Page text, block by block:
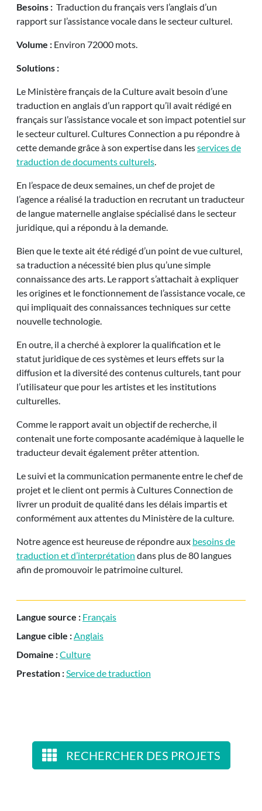
Besoins : Traduction du français vers l’anglais d’un
rapport sur l’assistance vocale dans le secteur culturel.
Volume : Environ 72000 mots.
Solutions :
Le Ministère français de la Culture avait besoin d’une
traduction en anglais d’un rapport qu’il avait rédigé en
français sur l’assistance vocale et son impact potentiel sur
le secteur culturel. Cultures Connection a pu répondre à
cette demande grâce à son expertise dans lesservices de
traduction de documents culturels
En l’espace de deux semaines, un chef de projet de
l’agence a réalisé la traduction en recrutant un traducteur
de langue maternelle anglaise spécialisé dans le secteur
juridique, qui a répondu à la demande.
Bien que le texte ait été rédigé d’un point de vue culturel,
sa traduction a nécessité bien plus qu’une simple
connaissance des arts. Le rapport s’attachait à expliquer
les origines et le fonctionnement de l’assistance vocale, ce
qui impliquait des connaissances techniques sur cette
nouvelle technologie.
En outre, il a cherché à explorer la qualification et le
statut juridique de ces systèmes et leurs effets sur la
diffusion et la diversité des contenus culturels, tant pour
l’utilisateur que pour les artistes et les institutions
culturelles.
Comme le rapport avait un objectif de recherche, il
contenait une forte composante académique à laquelle le
traducteur devait également prêter attention.
Le suivi et la communication permanente entre le chef de
projet et le client ont permis à Cultures Connection de
livrer un produit de qualité dans les délais impartis et
conformément aux attentes du Ministère de la culture.
Notre agence est heureuse de répondre aux besoins de
traduction et d’interprétation dans plus de 80 langues
afin de promouvoir le patrimoine culturel.
Langue source : Français
Langue cible : Anglais
Domaine :Culture
Prestation : Service de traduction
RECHERCHER DES PROJETS